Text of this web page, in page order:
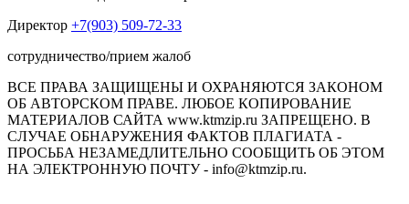
Директор +7(903) 509-72-33
сотрудничество/прием жалоб
ВСЕ ПРАВА ЗАЩИЩЕНЫ И ОХРАНЯЮТСЯ ЗАКОНОМ
ОБ АВТОРСКОМ ПРАВЕ. ЛЮБОЕ КОПИРОВАНИЕ
МАТЕРИАЛОВ САЙТА www.ktmzip.ru ЗАПРЕЩЕНО. В
СЛУЧАЕ ОБНАРУЖЕНИЯ ФАКТОВ ПЛАГИАТА -
ПРОСЬБА НЕЗАМЕДЛИТЕЛЬНО СООБЩИТЬ ОБ ЭТОМ
НА ЭЛЕКТРОННУЮ ПОЧТУ - info@ktmzip.ru.